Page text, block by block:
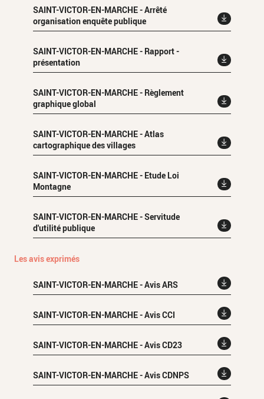
SAINT-VICTOR-EN-MARCHE - Arrêté
organisation enquête publique
SAINT-VICTOR-EN-MARCHE - Rapport -
présentation
SAINT-VICTOR-EN-MARCHE - Règlement
graphique global
SAINT-VICTOR-EN-MARCHE - Atlas
cartographique des villages
SAINT-VICTOR-EN-MARCHE - Etude Loi
Montagne
SAINT-VICTOR-EN-MARCHE - Servitude
d'utilité publique
Les avis exprimés
SAINT-VICTOR-EN-MARCHE - Avis ARS
SAINT-VICTOR-EN-MARCHE - Avis CCI
SAINT-VICTOR-EN-MARCHE - Avis CD23
SAINT-VICTOR-EN-MARCHE - Avis CDNPS